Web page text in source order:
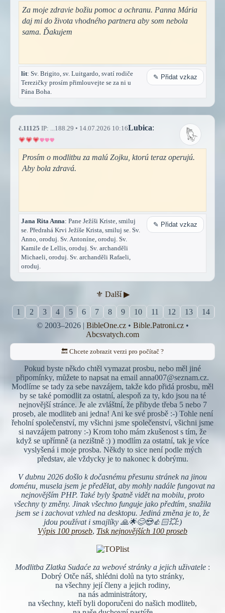
Za moje zdravie božiu pomoc a ochranu. Panna Mária
daj mi do života vhodného partnera aby som nebola
sama. Ďakujem
lit: Sv. Brigito, sv. Luitgardo, svatí rodiče
Terezičky prosím přimlouvejte se za ni u
Pána Boha.
✎ Přidat vzkaz
č.11125 IP: ...188.29 • 14.07.2026 10:16Lubica:
Prosím o modlitbu za malú Zojku, ktorú teraz operujú.
Aby bola zdravá.
Jana Rita Anna: Pane Ježíši Kriste, smiluj
se. Předrahá Krvi Ježíše Krista, smiluj se. Sv.
Anno, oroduj. Sv. Antoníne, oroduj. Sv.
Kamile de Lellis, oroduj. Sv. archanděli
Michaeli, oroduj. Sv. archanděli Rafaeli,
oroduj.
✎ Přidat vzkaz
⚜︎ Další ▶︎
1 2 3 4 5 6 7 8 9 10 11 12 13 14
© 2003–2026 | BibleOne.cz• Bible.Patroni.cz•
Abcsvatych.com
🔙 Chcete zobrazit verzi pro počítač ?
Pokud byste někdo chtěl vymazat prosbu, nebo měl jiné
připomínky, můžete to napsat na email anna007@seznam.cz.
Modlíme se tady za sebe navzájem, takže kdo přidá prosbu, měl
by se také pomodlit za ostatní, alespoň za ty, kdo jsou na té
nejnovější stránce. Je ale zvláštní, že přibyde třeba 5 nebo 7
proseb, ale modliteb ani jedna! Ani ke své prosbě :-) Tohle není
řeholní společenství, my všichni jsme společenství, všichni jsme
si navzájem patrony :-) Krom toho mám zkušenost s tím, že
když se upřímně (a nezištně :) ) modlím za ostatní, tak je více
vyslyšená i moje prosba. Někdy to sice není podle mých
představ, ale vždycky je to nakonec k dobrýmu.
V dubnu 2026 došlo k dočasnému přesunu stránek na jinou
doménu, musela jsem je předělat, aby mohly nadále fungovat na
nejnovějším PHP. Také byly špatně vidět na mobilu, proto
všechny ty změny. Jinak všechno funguje jako předtím, snažila
jsem se i zachovat vzhled na desktopu. Jediná změna je to, že
jdou používat i smajlíky 🙏🌟😊😍👍🏻💥:)
Výpis 100 proseb, Tisk nejnovějších 100 proseb
Modlitba Zlatka Sudaće za webové stránky a jejich uživatele :
Dobrý Otče náš, shlédni dolů na tyto stránky,
na všechny její členy a jejich rodiny,
na nás administrátory,
na všechny, kteří byli doporučeni do našich modliteb,